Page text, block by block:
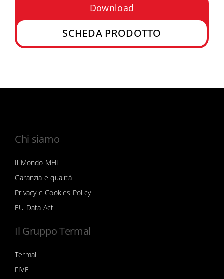
Download
SCHEDA PRODOTTO
Chi siamo
Il Mondo MHI
Garanzia e qualità
Privacy e Cookies Policy
EU Data Act
Il Gruppo Termal
Termal
FIVE